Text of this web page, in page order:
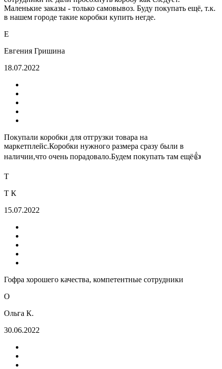
Маленькие заказы - только самовывоз. Буду покупать ещё, т.к.
в нашем городе такие коробки купить негде.
Е
Евгения Гришина
18.07.2022
Покупали коробки для отгрузки товара на
маркетплейс.Коробки нужного размера сразу были в
наличии,что очень порадовало.Будем покупать там ещё👍
Т
Т К
15.07.2022
Гофра хорошего качества, компетентные сотрудники
О
Ольга К.
30.06.2022